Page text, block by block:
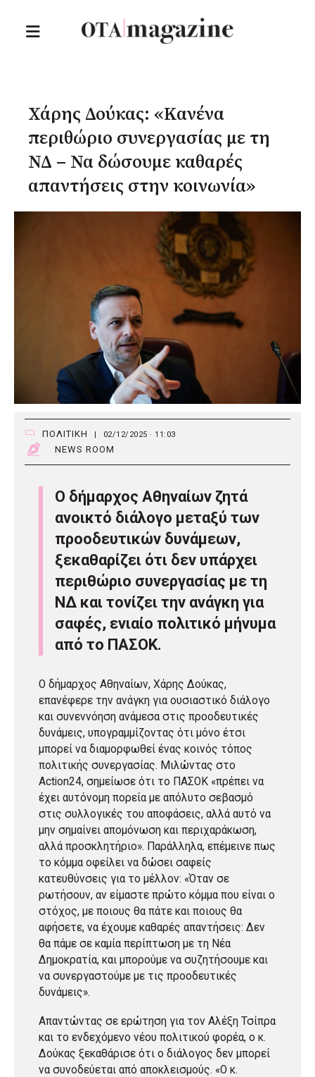
Χάρης Δούκας: «Κανένα
περιθώριο συνεργασίας με τη
ΝΔ – Να δώσουμε καθαρές
απαντήσεις στην κοινωνία»
ΠΟΛΙΤΙΚΗ | 02/12/2025 · 11:03
NEWS ROOM
Ο δήμαρχος Αθηναίων ζητά
ανοικτό διάλογο μεταξύ των
προοδευτικών δυνάμεων,
ξεκαθαρίζει ότι δεν υπάρχει
περιθώριο συνεργασίας με τη
ΝΔ και τονίζει την ανάγκη για
σαφές, ενιαίο πολιτικό μήνυμα
από το ΠΑΣΟΚ.
Ο δήμαρχος Αθηναίων, Χάρης Δούκας,
επανέφερε την ανάγκη για ουσιαστικό διάλογο
και συνεννόηση ανάμεσα στις προοδευτικές
δυνάμεις, υπογραμμίζοντας ότι μόνο έτσι
μπορεί να διαμορφωθεί ένας κοινός τόπος
πολιτικής συνεργασίας. Μιλώντας στο
Action24, σημείωσε ότι το ΠΑΣΟΚ «πρέπει να
έχει αυτόνομη πορεία με απόλυτο σεβασμό
στις συλλογικές του αποφάσεις, αλλά αυτό να
μην σημαίνει απομόνωση και περιχαράκωση,
αλλά προσκλητήριο». Παράλληλα, επέμεινε πως
το κόμμα οφείλει να δώσει σαφείς
κατευθύνσεις για το μέλλον: «Όταν σε
ρωτήσουν, αν είμαστε πρώτο κόμμα που είναι ο
στόχος, με ποιους θα πάτε και ποιους θα
αφήσετε, να έχουμε καθαρές απαντήσεις: Δεν
θα πάμε σε καμία περίπτωση με τη Νέα
Δημοκρατία, και μπορούμε να συζητήσουμε και
να συνεργαστούμε με τις προοδευτικές
δυνάμεις».
Απαντώντας σε ερώτηση για τον Αλέξη Τσίπρα
και το ενδεχόμενο νέου πολιτικού φορέα, ο κ.
Δούκας ξεκαθάρισε ότι ο διάλογος δεν μπορεί
να συνοδεύεται από αποκλεισμούς. «Ο κ.